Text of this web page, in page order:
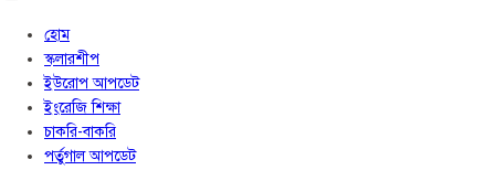
হোম
স্কলারশীপ
ইউরোপ আপডেট
ইংরেজি শিক্ষা
চাকরি-বাকরি
পর্তুগাল আপডেট